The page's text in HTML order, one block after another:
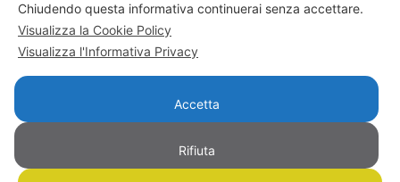
“UMBRIAPERTA: BANDO PER IL SOSTEGNO
ALL’ATTIVITÀ DI INCOMING” NUOVO
PIANO DI SVILUPPO E COESIONE FSC”
Chiudendo questa informativa continuerai senza accettare.
Visualizza la Cookie Policy
Visualizza l'Informativa Privacy
Accetta
Rifiuta